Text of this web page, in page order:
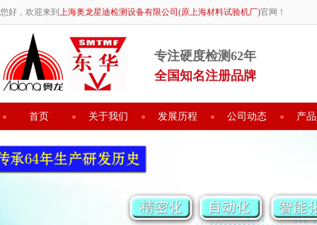
您好，欢迎来到 上海奥龙星迪检测设备有限公司(原上海材料试验机厂)官网！
专注硬度检测62年
全国知名注册品牌
首页 关于我们 发展历程 公司动态 产